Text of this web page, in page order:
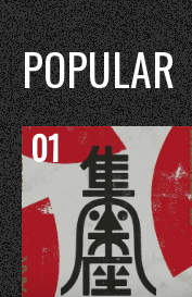
POPULAR